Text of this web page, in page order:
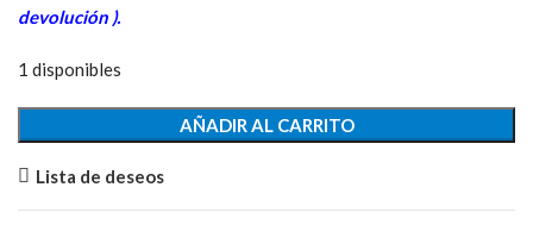
devolución ).
1 disponibles
Izquierda
SET-
MOD
AÑADIR AL CARRITO
Lista de deseos